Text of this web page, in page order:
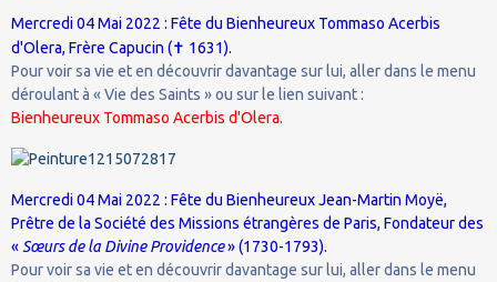
Mercredi 04 Mai 2022 : Fête du Bienheureux Tommaso Acerbis
d'Olera, Frère Capucin (✝ 1631).
Pour voir sa vie et en découvrir davantage sur lui, aller dans le menu
déroulant à « Vie des Saints » ou sur le lien suivant :
Bienheureux Tommaso Acerbis d'Olera.
Mercredi 04 Mai 2022 : Fête du Bienheureux Jean-Martin Moyë,
Prêtre de la Société des Missions étrangères de Paris, Fondateur des
« Sœurs de la Divine Providence» (1730-1793).
Pour voir sa vie et en découvrir davantage sur lui, aller dans le menu